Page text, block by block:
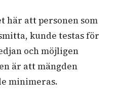
här att personen som
kunde testas för
och möjligen
är att mängden
minimeras.